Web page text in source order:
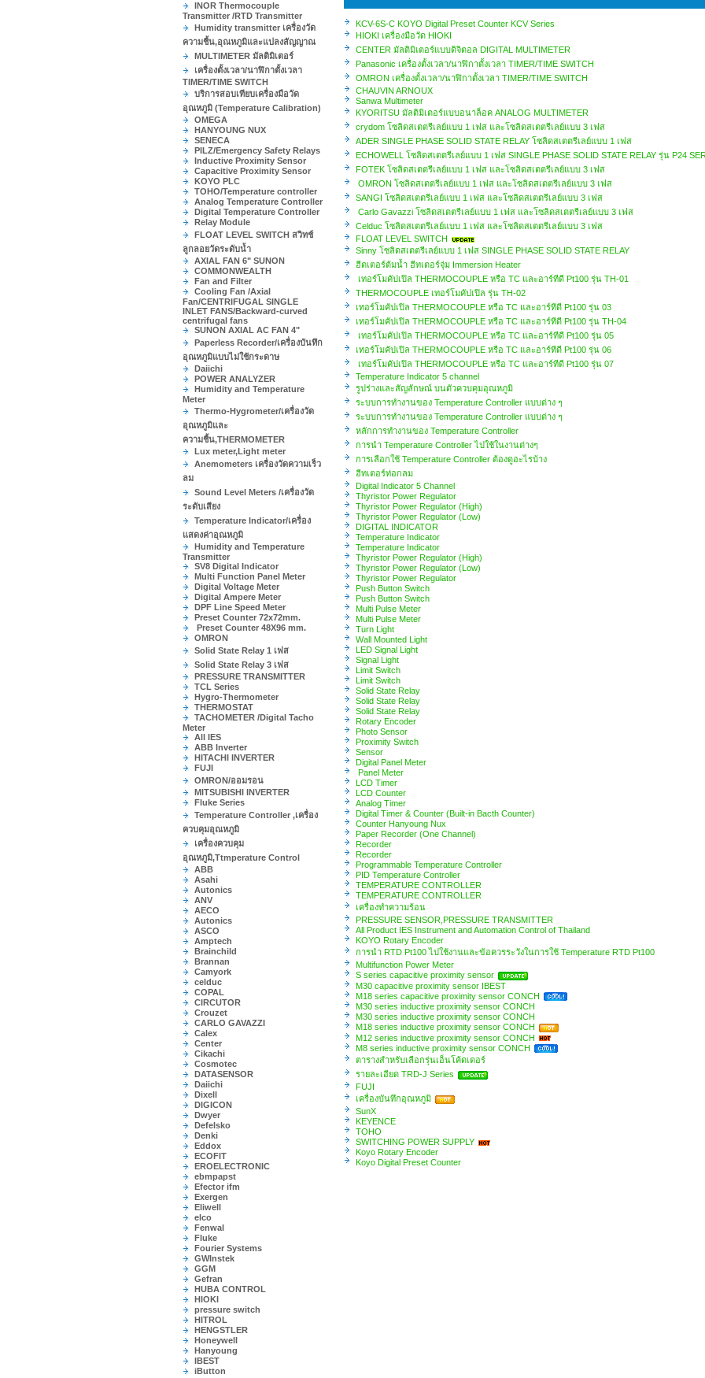
INOR Thermocouple
Transmitter /RTD Transmitter
Humidity transmitter เครื่องวัด
ความชื้น,อุณหภูมิและแปลงสัญญาณ
MULTIMETER มัลติมิเตอร์
เครื่องตั้งเวลา/นาฬิกาตั้งเวลา
TIMER/TIME SWITCH
บริการสอบเทียบเครื่องมือวัด
อุณหภูมิ (Temperature Calibration)
OMEGA
HANYOUNG NUX
SENECA
PILZ/Emergency Safety Relays
Inductive Proximity Sensor
Capacitive Proximity Sensor
KOYO PLC
TOHO/Temperature controller
Analog Temperature Controller
Digital Temperature Controller
Relay Module
FLOAT LEVEL SWITCH สวิทช์
ลูกลอยวัดระดับน้ำ
AXIAL FAN 6" SUNON
COMMONWEALTH
Fan and Filter
Cooling Fan /Axial
Fan/CENTRIFUGAL SINGLE
INLET FANS/Backward-curved
centrifugal fans
SUNON AXIAL AC FAN 4"
Paperless Recorder/เครื่องบันทึก
อุณหภูมิแบบไม่ใช้กระดาษ
Daiichi
POWER ANALYZER
Humidity and Temperature
Meter
Thermo-Hygrometer/เครื่องวัด
อุณหภูมิและ
ความชื้น,THERMOMETER
Lux meter,Light meter
Anemometers เครื่องวัดความเร็ว
ลม
Sound Level Meters /เครื่องวัด
ระดับเสียง
Temperature Indicator/เครื่อง
แสดงค่าอุณหภูมิ
Humidity and Temperature
Transmitter
SV8 Digital Indicator
Multi Function Panel Meter
Digital Voltage Meter
Digital Ampere Meter
DPF Line Speed Meter
Preset Counter 72x72mm.
Preset Counter 48X96 mm.
OMRON
Solid State Relay 1 เฟส
Solid State Relay 3 เฟส
PRESSURE TRANSMITTER
TCL Series
Hygro-Thermometer
THERMOSTAT
TACHOMETER /Digital Tacho
Meter
All IES
ABB Inverter
HITACHI INVERTER
FUJI
OMRON/ออมรอน
MITSUBISHI INVERTER
Fluke Series
Temperature Controller ,เครื่อง
ควบคุมอุณหภูมิ
เครื่องควบคุม
อุณหภูมิ,Ttmperature Control
ABB
Asahi
Autonics
ANV
AECO
Autonics
ASCO
Amptech
Brainchild
Brannan
Camyork
celduc
COPAL
CIRCUTOR
Crouzet
CARLO GAVAZZI
Calex
Center
Cikachi
Cosmotec
DATASENSOR
Daiichi
Dixell
DIGICON
Dwyer
Defelsko
Denki
Eddox
ECOFIT
EROELECTRONIC
ebmpapst
Efector ifm
Exergen
Eliwell
elco
Fenwal
Fluke
Fourier Systems
GWInstek
GGM
Gefran
HUBA CONTROL
HIOKI
pressure switch
HITROL
HENGSTLER
Honeywell
Hanyoung
IBEST
iButton
KCV-6S-C KOYO Digital Preset Counter KCV Series
HIOKI เครื่องมือวัด HIOKI
CENTER มัลติมิเตอร์แบบดิจิตอล DIGITAL MULTIMETER
Panasonic เครื่องตั้งเวลา/นาฬิกาตั้งเวลา TIMER/TIME SWITCH
OMRON เครื่องตั้งเวลา/นาฬิกาตั้งเวลา TIMER/TIME SWITCH
CHAUVIN ARNOUX
Sanwa Multimeter
KYORITSU มัลติมิเตอร์แบบอนาล็อค ANALOG MULTIMETER
crydom โซลิดสเตตรีเลย์แบบ 1 เฟส และโซลิดสเตตรีเลย์แบบ 3 เฟส
ADER SINGLE PHASE SOLID STATE RELAY โซลิดสเตตรีเลย์แบบ 1 เฟส
ECHOWELL โซลิดสเตตรีเลย์แบบ 1 เฟส SINGLE PHASE SOLID STATE RELAY รุ่น P24
FOTEK โซลิดสเตตรีเลย์แบบ 1 เฟส และโซลิดสเตตรีเลย์แบบ 3 เฟส
OMRON โซลิดสเตตรีเลย์แบบ 1 เฟส และโซลิดสเตตรีเลย์แบบ 3 เฟส
SANGI โซลิดสเตตรีเลย์แบบ 1 เฟส และโซลิดสเตตรีเลย์แบบ 3 เฟส
Carlo Gavazzi โซลิดสเตตรีเลย์แบบ 1 เฟส และโซลิดสเตตรีเลย์แบบ 3 เฟส
Celduc โซลิดสเตตรีเลย์แบบ 1 เฟส และโซลิดสเตตรีเลย์แบบ 3 เฟส
FLOAT LEVEL SWITCH
Sinny โซลิดสเตตรีเลย์แบบ 1 เฟส SINGLE PHASE SOLID STATE RELAY
ฮีตเตอร์ต้มน้ำ ฮีทเตอร์จุ่ม Immersion Heater
เทอร์โมคัปเปิล THERMOCOUPLE หรือ TC และอาร์ทีดี Pt100 รุ่น TH-01
THERMOCOUPLE เทอร์โมคัปเปิล รุ่น TH-02
เทอร์โมคัปเปิล THERMOCOUPLE หรือ TC และอาร์ทีดี Pt100 รุ่น 03
เทอร์โมคัปเปิล THERMOCOUPLE หรือ TC และอาร์ทีดี Pt100 รุ่น TH-04
เทอร์โมคัปเปิล THERMOCOUPLE หรือ TC และอาร์ทีดี Pt100 รุ่น 05
เทอร์โมคัปเปิล THERMOCOUPLE หรือ TC และอาร์ทีดี Pt100 รุ่น 06
เทอร์โมคัปเปิล THERMOCOUPLE หรือ TC และอาร์ทีดี Pt100 รุ่น 07
Temperature Indicator 5 channel
รูปร่างและสัญลักษณ์ บนตัวควบคุมอุณหภูมิ
ระบบการทำงานของ Temperature Controller แบบต่าง ๆ
ระบบการทำงานของ Temperature Controller แบบต่าง ๆ
หลักการทำงานของ Temperature Controller
การนำ Temperature Controller ไปใช้ในงานต่างๆ
การเลือกใช้ Temperature Controller ต้องดูอะไรบ้าง
ฮีทเตอร์ท่อกลม
Digital Indicator 5 Channel
Thyristor Power Regulator
Thyristor Power Regulator (High)
Thyristor Power Regulator (Low)
DIGITAL INDICATOR
Temperature Indicator
Temperature Indicator
Thyristor Power Regulator (High)
Thyristor Power Regulator (Low)
Thyristor Power Regulator
Push Button Switch
Push Button Switch
Multi Pulse Meter
Multi Pulse Meter
Turn Light
Wall Mounted Light
LED Signal Light
Signal Light
Limit Switch
Limit Switch
Solid State Relay
Solid State Relay
Solid State Relay
Rotary Encoder
Photo Sensor
Proximity Switch
Sensor
Digital Panel Meter
Panel Meter
LCD Timer
LCD Counter
Analog Timer
Digital Timer & Counter (Built-in Bacth Counter)
Counter Hanyoung Nux
Paper Recorder (One Channel)
Recorder
Recorder
Programmable Temperature Controller
PID Temperature Controller
TEMPERATURE CONTROLLER
TEMPERATURE CONTROLLER
เครื่องทำความร้อน
PRESSURE SENSOR,PRESSURE TRANSMITTER
All Product IES Instrument and Automation Control of Thailand
KOYO Rotary Encoder
การนำ RTD Pt100 ไปใช้งานและข้อควรระวังในการใช้ Temperature RTD Pt100
Multifunction Power Meter
S series capacitive proximity sensor
M30 capacitive proximity sensor IBEST
M18 series capacitive proximity sensor CONCH
M30 series inductive proximity sensor CONCH
M30 series inductive proximity sensor CONCH
M18 series inductive proximity sensor CONCH
M12 series inductive proximity sensor CONCH
M8 series inductive proximity sensor CONCH
ตารางสำหรับเลือกรุ่นเอ็นโค้ดเดอร์
รายละเอียด TRD-J Series
FUJI
เครื่องบันทึกอุณหภูมิ
SunX
KEYENCE
TOHO
SWITCHING POWER SUPPLY
Koyo Rotary Encoder
Koyo Digital Preset Counter